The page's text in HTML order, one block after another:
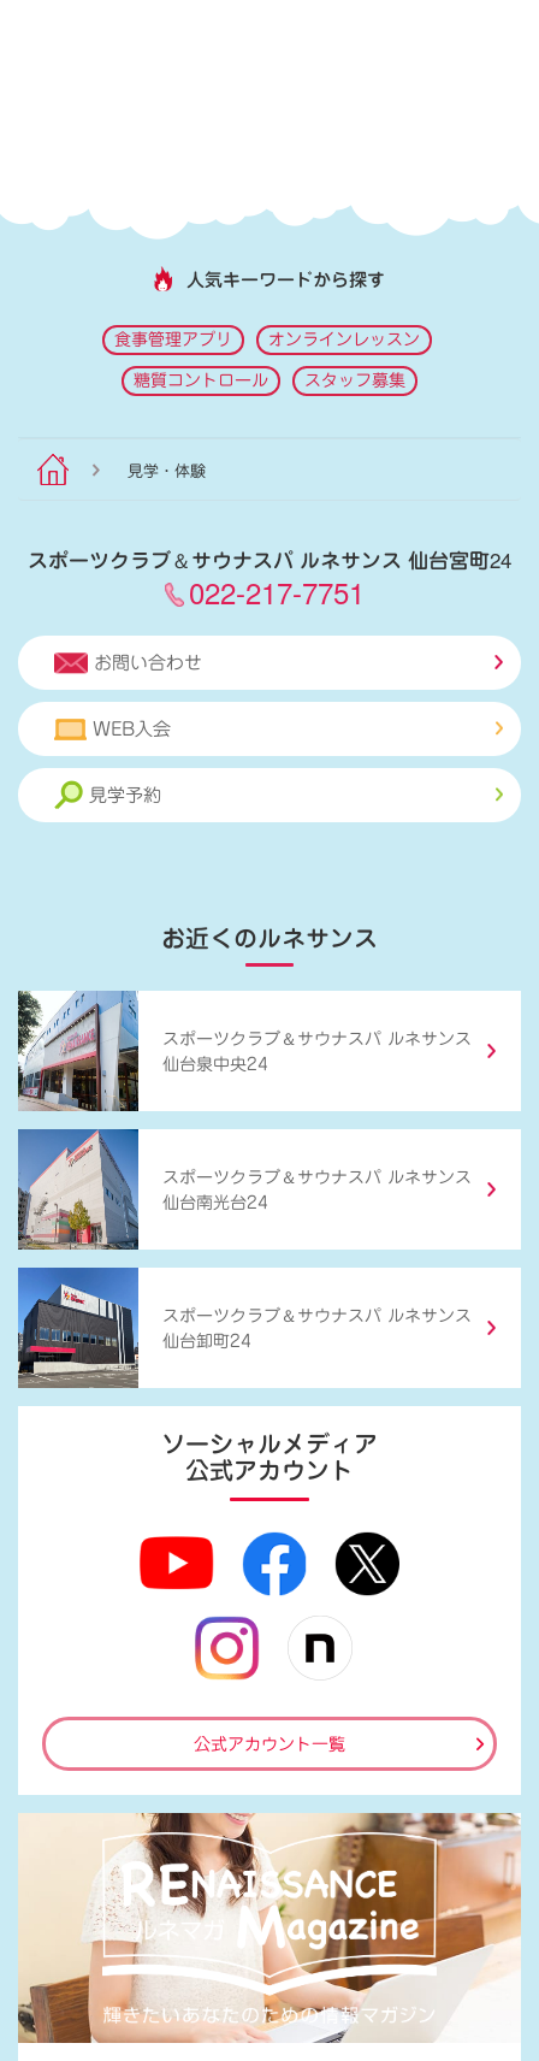
人気キーワードから探す
食事管理アプリ オンラインレッスン
糖質コントロール スタッフ募集
見学・体験
スポーツクラブ＆サウナスパ ルネサンス 仙台宮町24
022-217-7751
お問い合わせ
WEB入会
見学予約
お近くのルネサンス
スポーツクラブ ＆ サウナスパ ルネサンス
仙台泉中央24
スポーツクラブ ＆ サウナスパ ルネサンス
仙台南光台24
スポーツクラブ ＆ サウナスパ ルネサンス
仙台卸町24
ソーシャルメディア
公式アカウント
公式アカウント一覧